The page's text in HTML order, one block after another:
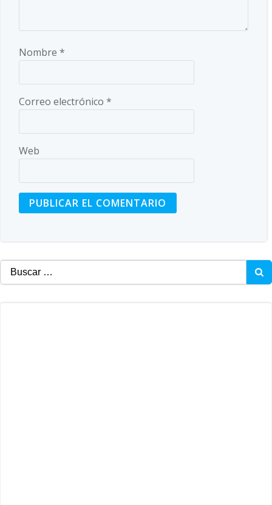
Nombre *
Correo electrónico *
Web
Buscar: